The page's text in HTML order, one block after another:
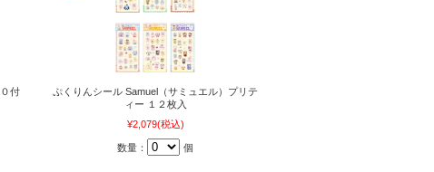
付
ぷくりんシール Samuel（サミュエル）プリテ
ィー １２枚入
¥2,079(税込)
数量： 個